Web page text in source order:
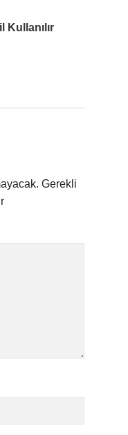
Kullanılır
Gerekli